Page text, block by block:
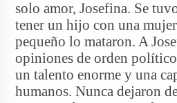
solo amor, Josefina. Se
tener un hijo con una
pequeño lo mataron. A
opiniones de orden
un talento enorme y una
humanos. Nunca dejaron